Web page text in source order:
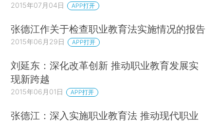
2015年07月04日 APP打开
张德江作关于检查职业教育法实施情况的报告
2015年06月29日 APP打开
刘延东：深化改革创新 推动职业教育发展实
现新跨越
2015年06月01日 APP打开
张德江：深入实施职业教育法 推动现代职业